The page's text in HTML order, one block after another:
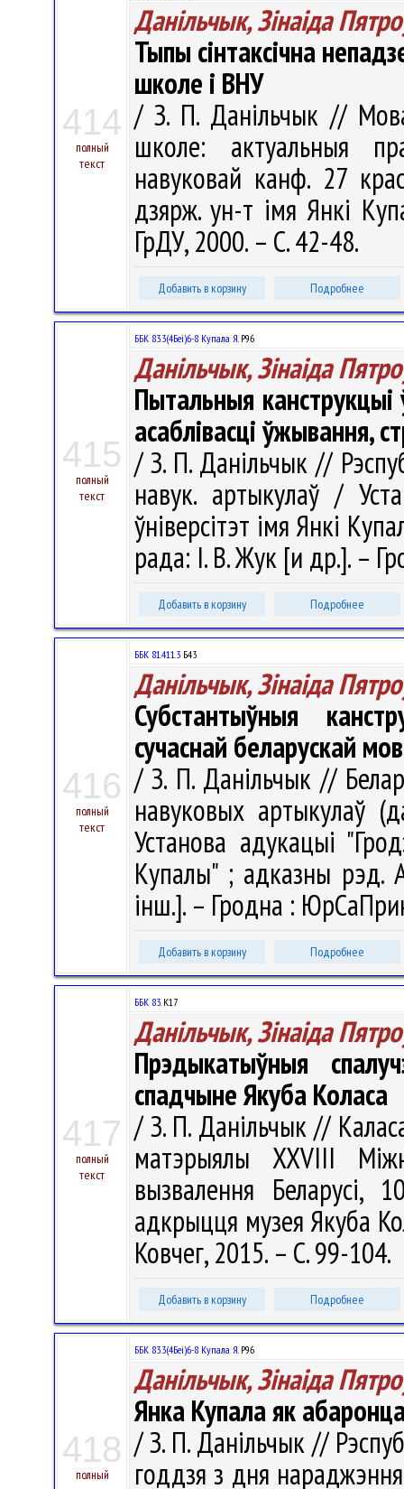
414
полный
текст
Данільчык, Зінаіда
Тыпы сінтаксічна
школе і ВНУ
/ З. П. Данільчык //
школе: актуальныя
навуковай канф. 27
дзярж. ун-т імя Янкі
ГрДУ, 2000. – С. 42-48.
Добавить в корзину Подробнее
415
полный
текст
ББК 83.3(4Беі)6-8 Купала Я.Р96
Данільчык, Зінаіда
Пытальныя
асаблівасці ўжывання,
/ З. П. Данільчык //
навук. артыкулаў /
ўніверсітэт імя Янкі
рада: І. В. Жук [и др.]. –
Добавить в корзину Подробнее
416
полный
текст
ББК 81.411.3 Б43
Данільчык, Зінаіда
Субстантыўныя
сучаснай беларускай
/ З. П. Данільчык //
навуковых артыкулаў
Установа адукацыі
Купалы" ; адказны рэд.
інш.]. – Гродна :
Добавить в корзину Подробнее
417
полный
текст
ББК 83.К17
Данільчык, Зінаіда
Прэдыкатыўныя
спадчыне Якуба Коласа
/ З. П. Данільчык //
матэрыялы XXVІІІ
вызвалення
адкрыцця музея Якуба
Ковчег, 2015. – С. 99-104.
Добавить в корзину Подробнее
418
полный
ББК 83.3(4Беі)6-8 Купала Я.Р96
Данільчык, Зінаіда
Янка Купала як
/ З. П. Данільчык //
годдзя з дня